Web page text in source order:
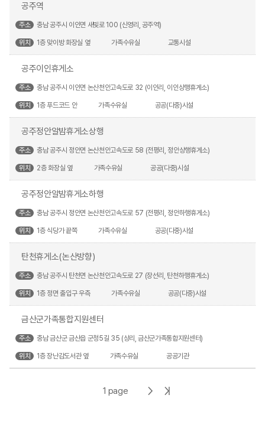
공주역
주소 충남 공주시 이인면 새빛로 100 (신영리, 공주역)
위치 1층 맞이방 화장실 옆 가족수유실 교통시설
공주이인휴게소
주소 충남 공주시 이인면 논산천안고속도로 32 (이인리, 이인상행휴게소)
위치 1층 푸드코드 안 가족수유실 공공(다중)시설
공주정안알밤휴게소상행
주소 충남 공주시 정안면 논산천안고속도로 58 (전평리, 정안상행휴게소)
위치 2층 화장실 옆 가족수유실 공공(다중)시설
공주정안알밤휴게소하행
주소 충남 공주시 정안면 논산천안고속도로 57 (전평리, 정안하행휴게소)
위치 1층 식당가 끝쪽 가족수유실 공공(다중)시설
탄천휴게소(논산방향)
주소 충남 공주시 탄천면 논산천안고속도로 27 (장선리, 탄천하행휴게소)
위치 1층 정면 출입구 우측 가족수유실 공공(다중)시설
금산군가족통합지원센터
주소 충남 금산군 금산읍 군청5길 35 (상리, 금산군가족통합지원센터)
위치 1층 장난감도서관 옆 가족수유실 공공기관
1 page 다 마